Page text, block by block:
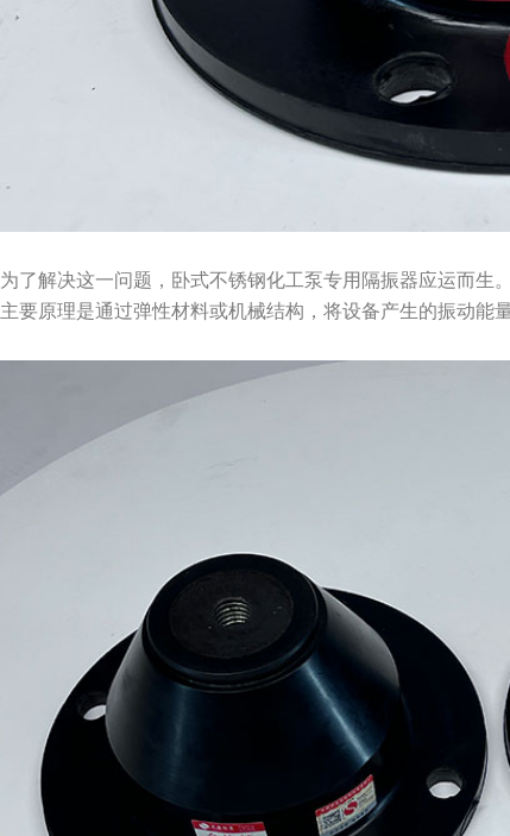
为了解决这一问题，卧式不锈钢化工泵专用隔振器应运而
主要原理是通过弹性材料或机械结构，将设备产生的振动能